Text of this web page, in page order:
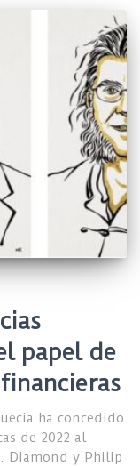
papel de
ha concedido
de 2022 al
Diamond y Philip